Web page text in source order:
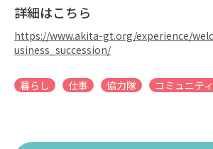
詳細はこちら
https://www.akita-gt.org/experience/
usiness_succession/
暮らし 仕事 協力隊 コミュニティ